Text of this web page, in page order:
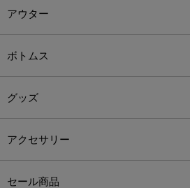
アウター
ボトムス
グッズ
アクセサリー
セール商品